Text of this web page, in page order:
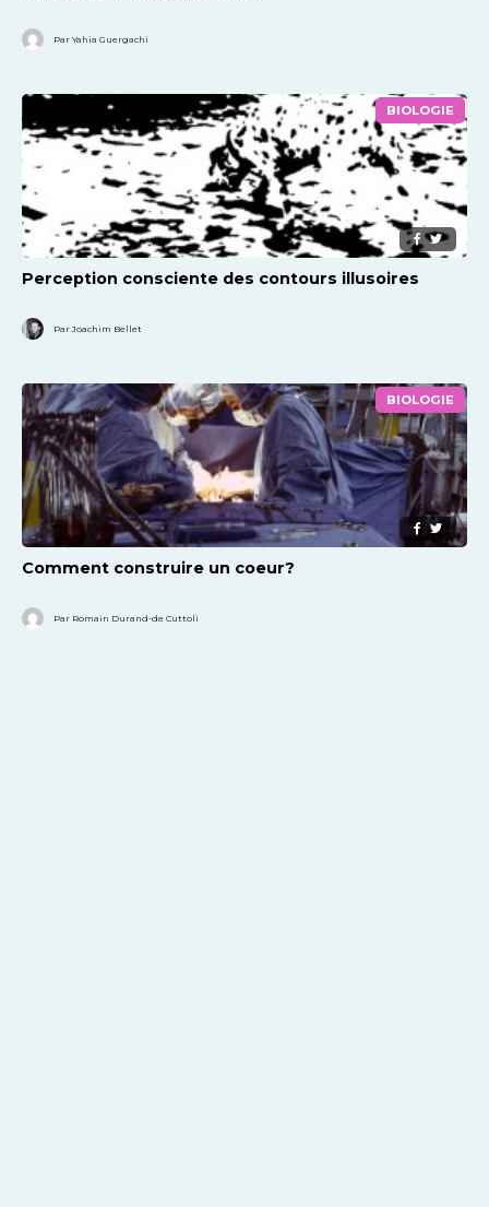
Par Yahia Guergachi
BIOLOGIE
Perception consciente des contours illusoires
Par Joachim Bellet
BIOLOGIE
Comment construire un coeur?
Par Romain Durand-de Cuttoli